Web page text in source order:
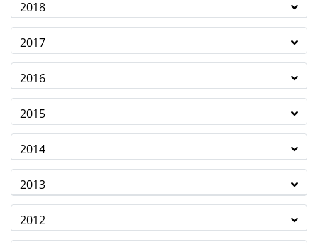
2018
2017
2016
2015
2014
2013
2012